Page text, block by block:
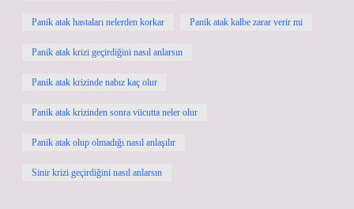
Panik atak hastaları nelerden korkar Panik atak kalbe zarar verir mi
Panik atak krizi geçirdiğini nasıl anlarsın
Panik atak krizinde nabız kaç olur
Panik atak krizinden sonra vücutta neler olur
Panik atak olup olmadığı nasıl anlaşılır
Sinir krizi geçirdiğini nasıl anlarsın